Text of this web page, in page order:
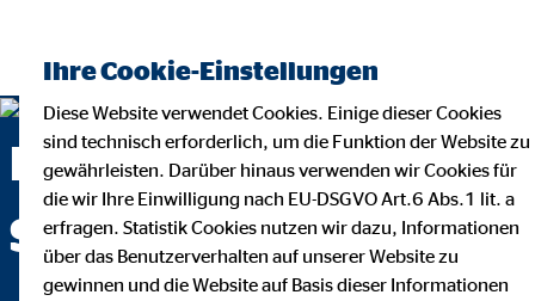
Fabian Engelmann —
Siegen
Ihre Cookie-Einstellungen
Diese Website verwendet Cookies. Einige dieser Cookies
sind technisch erforderlich, um die Funktion der Website zu
gewährleisten. Darüber hinaus verwenden wir Cookies für
die wir Ihre Einwilligung nach EU-DSGVO Art.6 Abs.1 lit. a
erfragen. Statistik Cookies nutzen wir dazu, Informationen
über das Benutzerverhalten auf unserer Website zu
gewinnen und die Website auf Basis dieser Informationen